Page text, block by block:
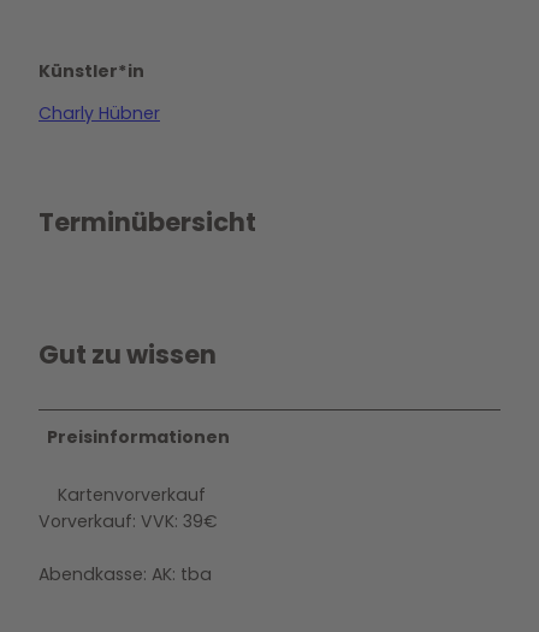
Künstler*in
Charly Hübner
Terminübersicht
Gut zu wissen
Preisinformationen
Kartenvorverkauf
Vorverkauf: VVK: 39€
Abendkasse: AK: tba